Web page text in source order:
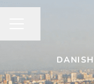
DANISH